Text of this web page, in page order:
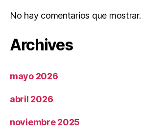
No hay comentarios que mostrar.
Archives
mayo 2026
abril 2026
noviembre 2025